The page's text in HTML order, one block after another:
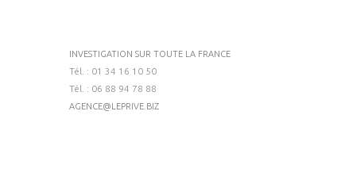
INVESTIGATION SUR TOUTE LA FRANCE
Tél. : 01 34 16 10 50
Tél. : 06 88 94 78 88
AGENCE@LEPRIVE.BIZ